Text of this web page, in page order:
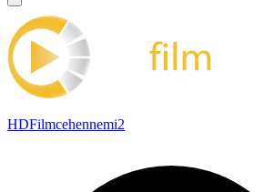
HDFilmcehennemi2